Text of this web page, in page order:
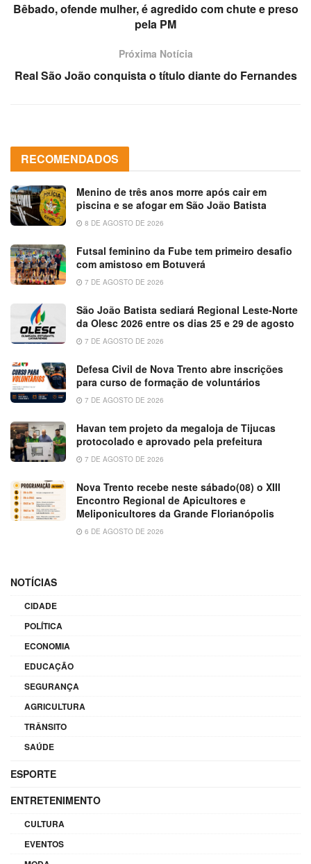
Bêbado, ofende mulher, é agredido com chute e preso
pela PM
Próxima Notícia
Real São João conquista o título diante do Fernandes
RECOMENDADOS
Menino de três anos morre após cair em
piscina e se afogar em São João Batista
8 DE AGOSTO DE 2026
Futsal feminino da Fube tem primeiro desafio
com amistoso em Botuverá
7 DE AGOSTO DE 2026
São João Batista sediará Regional Leste-Norte
da Olesc 2026 entre os dias 25 e 29 de agosto
7 DE AGOSTO DE 2026
Defesa Civil de Nova Trento abre inscrições
para curso de formação de voluntários
7 DE AGOSTO DE 2026
Havan tem projeto da megaloja de Tijucas
protocolado e aprovado pela prefeitura
7 DE AGOSTO DE 2026
Nova Trento recebe neste sábado(08) o XIII
Encontro Regional de Apicultores e
Meliponicultores da Grande Florianópolis
6 DE AGOSTO DE 2026
NOTÍCIAS
CIDADE
POLÍTICA
ECONOMIA
EDUCAÇÃO
SEGURANÇA
AGRICULTURA
TRÂNSITO
SAÚDE
ESPORTE
ENTRETENIMENTO
CULTURA
EVENTOS